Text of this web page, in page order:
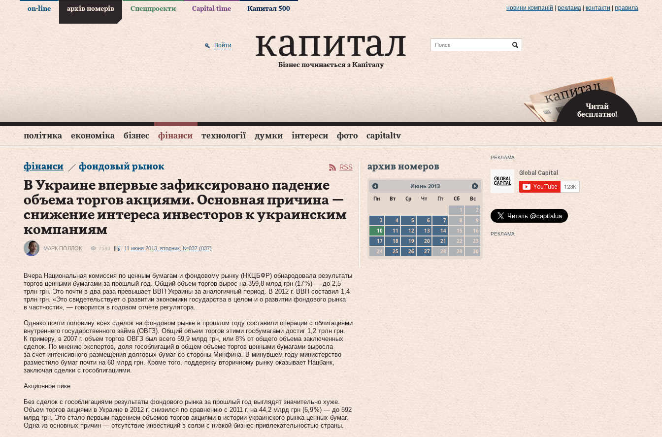
on-line архів номерів Спецпроекти Capital time Капитал 500 новини компаній реклама контакти правила
Бізнес починається з Капіталу
Войти
Читай
бесплатно!
політика економіка бізнес фінанси технології думки інтереси фото capitaltv
фінанси фондовый рынок RSS
В Украине впервые зафиксировано падение
объема торгов акциями. Основная причина —
снижение интереса инвесторов к украинским
компаниям
МАРК ПОЛЛОК 7589 11 июня 2013, вторник, №037 (037)
Вчера Национальная комиссия по ценным бумагам и фондовому рынку (НКЦБФР) обнародовала результаты
торгов ценными бумагами за прошлый год. Общий объем торгов вырос на 359,8 млрд грн (17 %) — до 2,5
трлн грн. Это почти в два раза превышает ВВП Украины за аналогичный период. В 2012 г. ВВП составил 1,4
трлн грн. «Это свидетельствует о развитии экономики государства в целом и о развитии фондового рынка
в частности», — говорится в годовом отчете регулятора.
Однако почти половину всех сделок на фондовом рынке в прошлом году составили операции с облигациями
внутреннего государственного займа (ОВГЗ). Общий объем торгов этими госбумагами достиг 1,2 трлн грн.
К примеру, в 2007 г. объем торгов ОВГЗ был всего 59,9 млрд грн, или 8 % от общего объема заключенных
сделок. По мнению экспертов, доля гособлигаций в общем объеме торгов ценными бумагами выросла
за счет интенсивного размещения долговых бумаг со стороны Минфина. В минувшем году министерство
разместило бумаг почти на 60 млрд грн. Кроме того, поддержку вторичному рынку оказывает Нацбанк,
заключая сделки с гос­облигациями.
Акционное пике
Без сделок с гособлигациями результаты фондового рынка за прошлый год выглядят значительно хуже.
Объем торгов акциями в Украине в 2012 г. снизился по сравнению с 2011 г. на 44,2 млрд грн (6,9 %) — до 592
млрд грн. Это стало первым падением объемов торгов акциями в истории украинского рынка ценных бумаг.
Одна из основных причин — отсутствие инвестиций в связи с низкой бизнес-привлекательностью страны.
архив номеров
Июнь 2013
Пн Вт Ср Чт Пт Сб
Вс
1
2
3
4 5 6 7 8
9
10
11 12 13 14 15
16
17
18 19 20 21 22
23
24
25 26 27 28 29 30
РЕКЛАМА
РЕКЛАМА